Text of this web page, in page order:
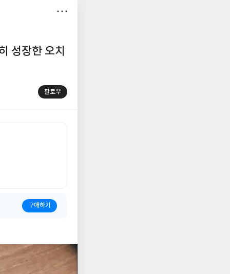
성장한 오치
팔로우
구매하기